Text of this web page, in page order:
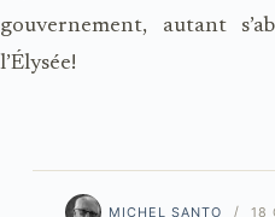
gouvernement, autant
l’Élysée!
MICHEL SANTO
18